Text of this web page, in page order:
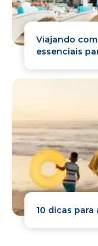
Viajando
essenciais
10 dicas para